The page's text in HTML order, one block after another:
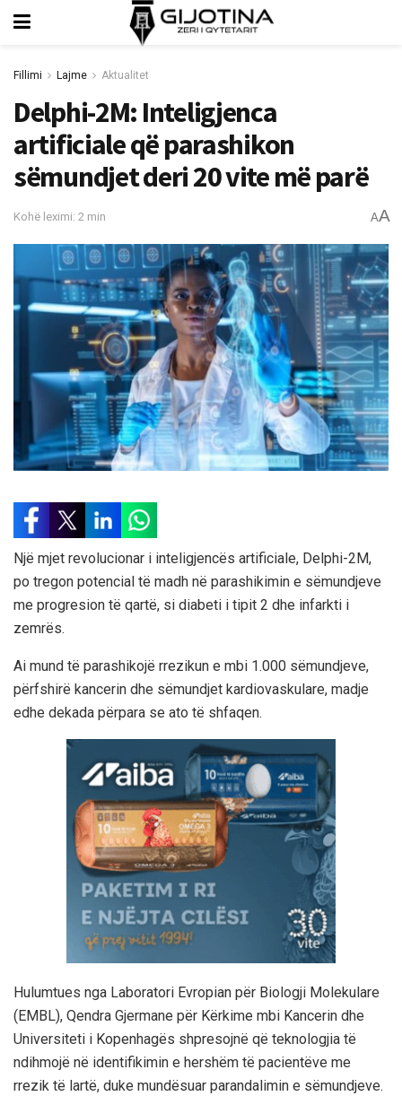
Fillimi Lajme Aktualitet
Delphi-2M: Inteligjenca
artificiale që parashikon
sëmundjet deri 20 vite më parë
Kohë leximi: 2 min AA
Një mjet revolucionar i inteligjencës artificiale, Delphi-2M,
po tregon potencial të madh në parashikimin e sëmundjeve
me progresion të qartë, si diabeti i tipit 2 dhe infarkti i
zemrës.
Ai mund të parashikojë rrezikun e mbi 1.000 sëmundjeve,
përfshirë kancerin dhe sëmundjet kardiovaskulare, madje
edhe dekada përpara se ato të shfaqen.
Hulumtues nga Laboratori Evropian për Biologji Molekulare
(EMBL), Qendra Gjermane për Kërkime mbi Kancerin dhe
Universiteti i Kopenhagës shpresojnë që teknologjia të
ndihmojë në identifikimin e hershëm të pacientëve me
rrezik të lartë, duke mundësuar parandalimin e sëmundjeve.